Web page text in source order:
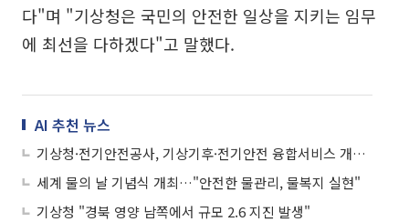
다"며 "기상청은 국민의 안전한 일상을 지키는 임무
에 최선을 다하겠다"고 말했다.
AI 추천 뉴스
기상청·전기안전공사, 기상기후·전기안전 융합서비스 개발 '맞손'
세계 물의 날 기념식 개최…"안전한 물관리, 물복지 실현"
기상청 "경북 영양 남쪽에서 규모 2.6 지진 발생"